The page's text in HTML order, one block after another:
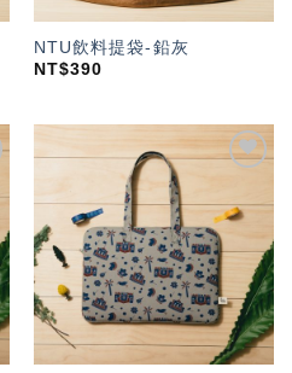
NTU飲料提袋-鉛灰
NT$390
「願
望輕